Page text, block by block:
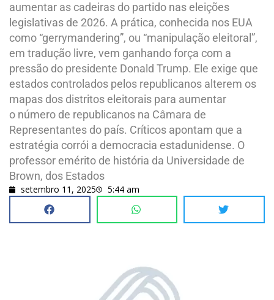
aumentar as cadeiras do partido nas eleições
legislativas de 2026. A prática, conhecida nos EUA
como “gerrymandering”, ou “manipulação eleitoral”,
em tradução livre, vem ganhando força com a
pressão do presidente Donald Trump. Ele exige que
estados controlados pelos republicanos alterem os
mapas dos distritos eleitorais para aumentar
o número de republicanos na Câmara de
Representantes do país. Críticos apontam que a
estratégia corrói a democracia estadunidense. O
professor emérito de história da Universidade de
Brown, dos Estados
setembro 11, 2025 5:44 am